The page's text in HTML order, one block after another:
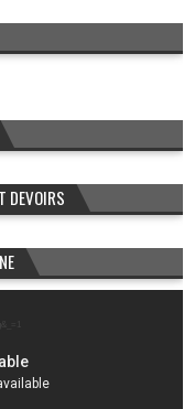
DEVOIRS